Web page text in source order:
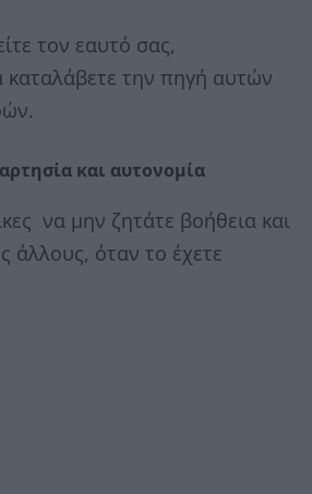
τον εαυτό σας,
την πηγή αυτών
και αυτονομία
να μην ζητάτε βοήθεια και
άλλους, όταν το έχετε